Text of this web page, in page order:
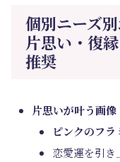
個別ニーズ
片思い・復
推奨
片思いが叶う画像
ピンクのフ
恋愛運を引き